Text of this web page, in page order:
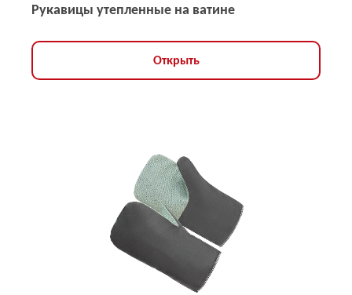
Рукавицы утепленные на ватине
Открыть